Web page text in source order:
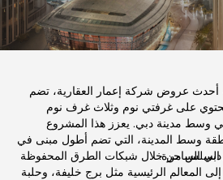
أحدث عروض شركة إعمار العقارية، تضم
على غرفتي نوم وثلاث غرف نوم
وسط مدينة دبي. يعزز هذا المشروع
وسط المدينة، التي تضم أطول مبنى في
دبي الساحرة.
السلس من خلال شبكات الطرق المحفوظة
المعالم الرئيسية مثل برج خليفة، وحلبة